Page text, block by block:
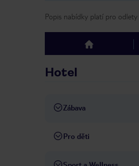
Popis nabídky platí pro odlety
top
Hotel
Zábava
Pro děti